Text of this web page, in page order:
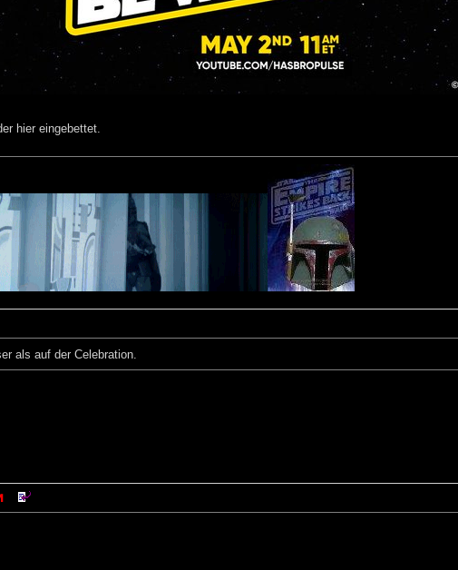
hier eingebettet.
als auf der Celebration.